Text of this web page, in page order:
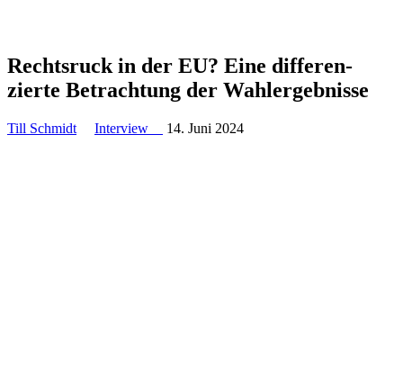
Rechtsruck in der EU? Eine diffe­ren­
zierte Betrachtung der Wahlergebnisse
Till Schmidt Interview 14. Juni 2024